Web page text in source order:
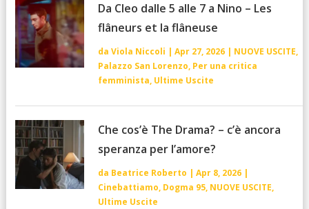
Da Cleo dalle 5 alle 7 a Nino – Les
flâneurs et la flâneuse
da Viola Niccoli | Apr 27, 2026| NUOVE USCITE,
Palazzo San Lorenzo, Per una critica
femminista, Ultime Uscite
Che cos’è The Drama? – c’è ancora
speranza per l’amore?
da Beatrice Roberto | Apr 8, 2026|
Cinebattiamo, Dogma 95, NUOVE USCITE,
Ultime Uscite